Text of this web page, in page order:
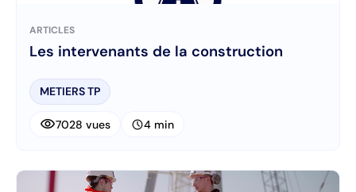
ARTICLES
Les intervenants de la construction
METIERS TP
visibility7028 vues schedule4 min